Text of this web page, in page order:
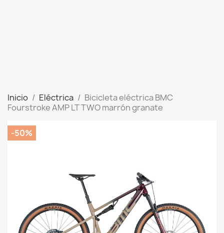
Inicio Eléctrica
Bicicleta eléctrica BMC
Fourstroke AMP LT TWO marrón granate
-50%